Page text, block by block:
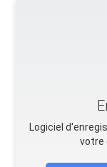
Logiciel
votre